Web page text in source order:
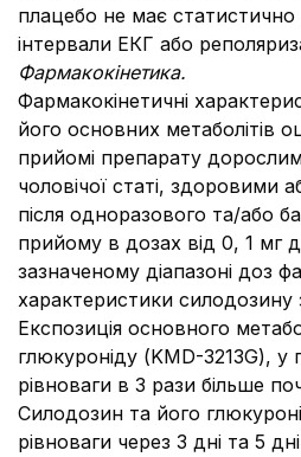
плацебо не має
інтервали ЕКГ або
Фармакокінетика.
Фармакокінетичні
його основних метаболітів
прийомі препарату
чоловічої статі,
після одноразового та/або
прийому в дозах від 0, 1 мг
зазначеному діапазоні доз
характеристики силодозину
Експозиція основного
глюкуроніду (KMD-3213G), у
рівноваги в 3 рази більше
Силодозин та його
рівноваги через 3 дні та 5